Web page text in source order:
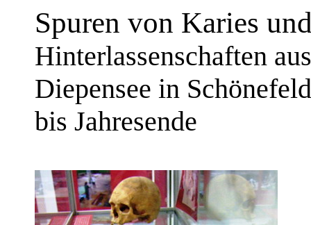
Spuren von Karies
Hinterlassenschaften
Diepensee in
bis Jahresende